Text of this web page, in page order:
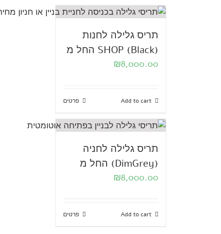
תריס גלילה לחנות
SHOP (Black) החל מ
₪8,000.00
Add to cart פרטים
תריס גלילה לחניה
(DimGrey) החל מ
₪8,000.00
Add to cart פרטים